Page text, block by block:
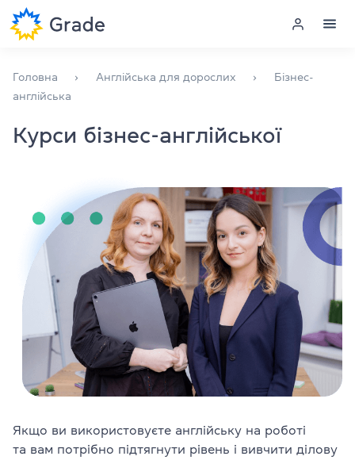
Англійська для компаній
Підготовка до іспитів
Екзаменаційний центр
Більше про нас
Перевіритисвій рівень
Головна Англійська для дорослих
Бізнес-
англійська
Курси бізнес-англійської
Якщо ви використовуєте англійську на роботі
та вам потрібно підтягнути рівень і вивчити ділову